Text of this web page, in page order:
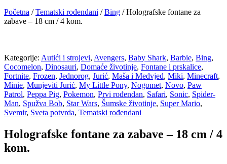
Početna /Tematski rođendani /Bing / Holografske fontane za
zabave – 18 cm / 4 kom.
Kategorije: Autići i strojevi, Avengers, Baby Shark, Barbie, Bing,
Cocomelon, Dinosauri, Domaće životinje, Fontane i prskalice,
Fortnite, Frozen, Jednorog, Jurić, Maša i Medvjed, Miki, Minecraft,
Minie, Munjeviti Jurić, My Little Pony, Nogomet, Novo, Paw
Patrol, Peppa Pig, Pokemon, Prvi rođendan, Safari, Sonic, Spider-
Man, Spužva Bob, Star Wars, Šumske životinje, Super Mario,
Svemir, Sveta potvrda, Tematski rođendani
Holografske fontane za zabave – 18 cm / 4
kom.